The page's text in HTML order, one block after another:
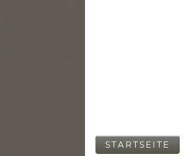
STARTSEITE